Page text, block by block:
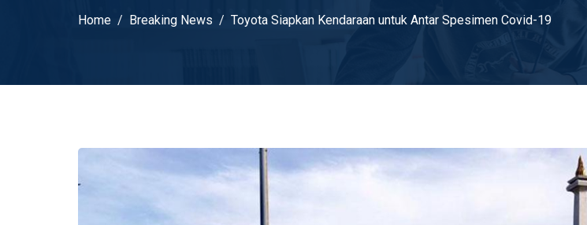
Home Breaking News Toyota Siapkan Kendaraan untuk Antar Spesimen Covid-19